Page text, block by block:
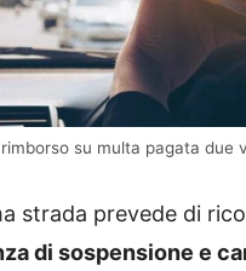
su multa pagata due
strada prevede di
di sospensione e